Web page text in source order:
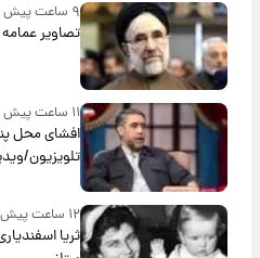
۹ ساعت پیش
تصاویر
۱۱ ساعت پیش
افشای محل
تلویزیون/
۱۲ ساعت پیش
ثریا